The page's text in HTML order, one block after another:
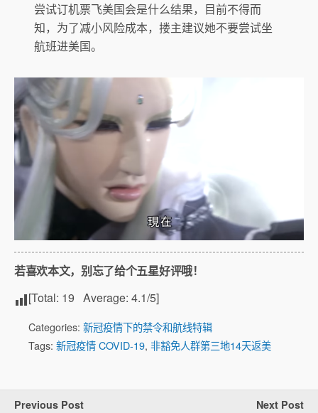
尝试订机票飞美国会是什么结果，目前不得而
知，为了减小风险成本，搂主建议她不要尝试坐
航班进美国。
若喜欢本文，别忘了给个五星好评哦！
[Total: 19 Average: 4.1/5]
Categories: 新冠疫情下的禁令和航线特辑
Tags: 新冠疫情 COVID-19, 非豁免人群第三地14天返美
Previous Post Next Post